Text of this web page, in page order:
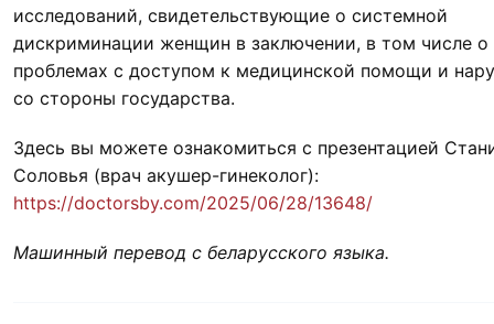
исследований, свидетельствующие о системной
дискриминации женщин в заключении, в том числе о
проблемах с доступом к медицинской помощи и
со стороны государства.
Здесь вы можете ознакомиться с презентацией
Соловья (врач акушер-гинеколог):
https://doctorsby.com/2025/06/28/13648/
Машинный перевод с беларусского языка.